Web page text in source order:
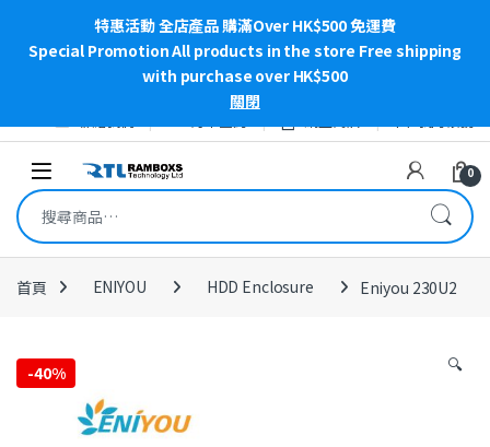
特惠活動 全店產品 購滿Over HK$500 免運費
Special Promotion All products in the store Free shipping
with purchase over HK$500
關閉
Open 0
搜尋關鍵字:
首頁 ENIYOU HDD Enclosure Eniyou 230U2
-40% 🔍